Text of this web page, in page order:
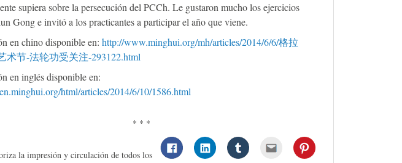
supiera sobre la persecución del PCCh. Le gustaron mucho los ejercicios
Gong e invitó a los practicantes a participar el año que viene.
en chino disponible en: http://www.minghui.org/mh/articles/2014/6/6/格拉
术节-法轮功受关注-293122.html
en inglés disponible en:
html/articles/2014/6/10/1586.html
* * *
la impresión y circulación de todos los